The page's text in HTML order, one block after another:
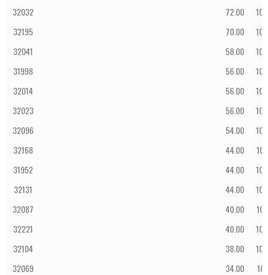
32032
72.00
32195
70.00
32041
58.00
31998
56.00
32014
56.00
32023
56.00
32096
54.00
32168
44.00
31952
44.00
32131
44.00
32087
40.00
32221
40.00
32104
38.00
32069
34.00